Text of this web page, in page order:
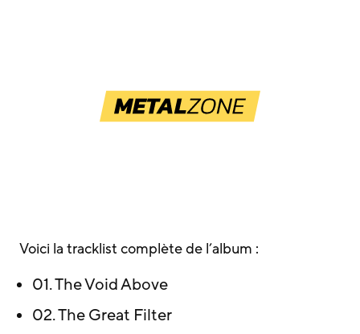
Voici la tracklist complète de l’album :
01. The Void Above
02. The Great Filter